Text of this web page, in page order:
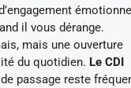
il vous dérange.
mais une ouverture
du quotidien. Le CDI
de passage reste